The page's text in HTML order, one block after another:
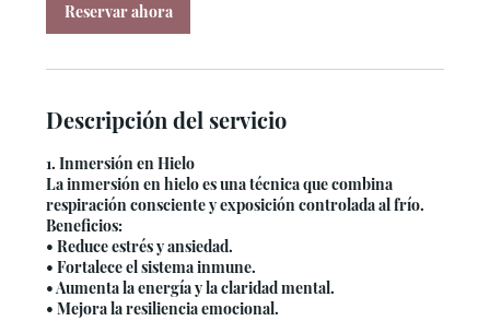
Reservar ahora
Descripción del servicio
1. Inmersión en Hielo
La inmersión en hielo es una técnica que combina
respiración consciente y exposición controlada al frío.
Beneficios:
• Reduce estrés y ansiedad.
• Fortalece el sistema inmune.
• Aumenta la energía y la claridad mental.
• Mejora la resiliencia emocional.